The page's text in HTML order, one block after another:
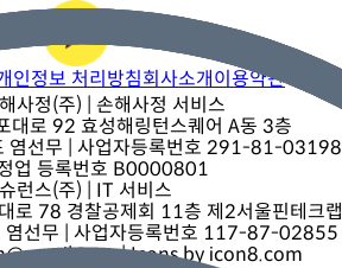
인정보 처리방침회사소개이용약관
사정(주) | 손해사정 서비스
대로 92 효성해링턴스퀘어 A동 3층
염선무 | 사업자등록번호 291-81-03198
업 등록번호 B0000801
런스(주) | IT 서비스
로 78 경찰공제회 11층 제2서울핀테크랩
염선무 | 사업자등록번호 117-87-02855
| Icons by icon8.com